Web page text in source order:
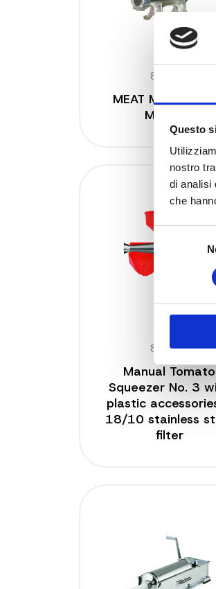
Questo
nostro
di analisi
che
Selezione
del
8684 N
MEAT MINCER
MANUAL
8602 N
Manual Tomato
Squeezer No. 3
plastic
18/10 stainless
filter